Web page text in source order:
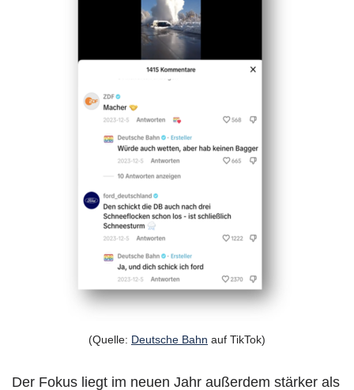
(Quelle: Deutsche Bahn auf TikTok)
Der Fokus liegt im neuen Jahr außerdem stärker als